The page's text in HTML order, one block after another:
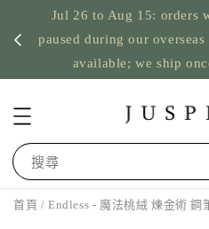
Jul 26 to Aug 15: orders
paused during our
available; we ship
搜尋
首頁 / Endless - 魔法桃絨 煉金術 鋼